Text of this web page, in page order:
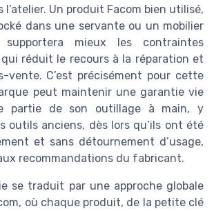
Un produit Facom bien utilisé,
dans une servante ou un mobilier
mieux les contraintes
réduit le recours à la réparation et
vente. C’est précisément pour cette
peut maintenir une garantie vie
partie de son outillage à main, y
outils anciens, dès lors qu’ils ont été
et sans détournement d’usage,
recommandations du fabricant.
se traduit par une approche globale
où chaque produit, de la petite clé